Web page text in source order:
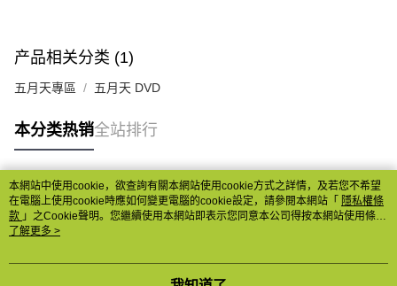
产品相关分类 (1)
五月天專區 五月天 DVD
本分类热销全站排行
热门标签
本網站中使用cookie，欲查詢有關本網站使用cookie方式之詳情，及若您不希望
在電腦上使用cookie時應如何變更電腦的cookie設定，請參閱本網站「 隱私權條
款 」之Cookie聲明。您繼續使用本網站即表示您同意本公司得按本網站使用條款
之Cookie聲明使用cookie。
了解更多 >